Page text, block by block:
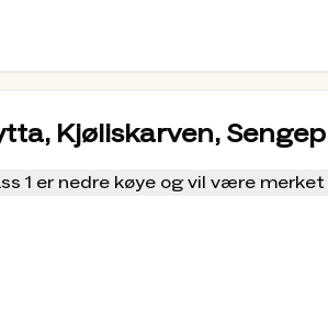
fra spillemidlene til
Norsk Tipping
Kjøliskarven,
1 er nedre køye og vil være